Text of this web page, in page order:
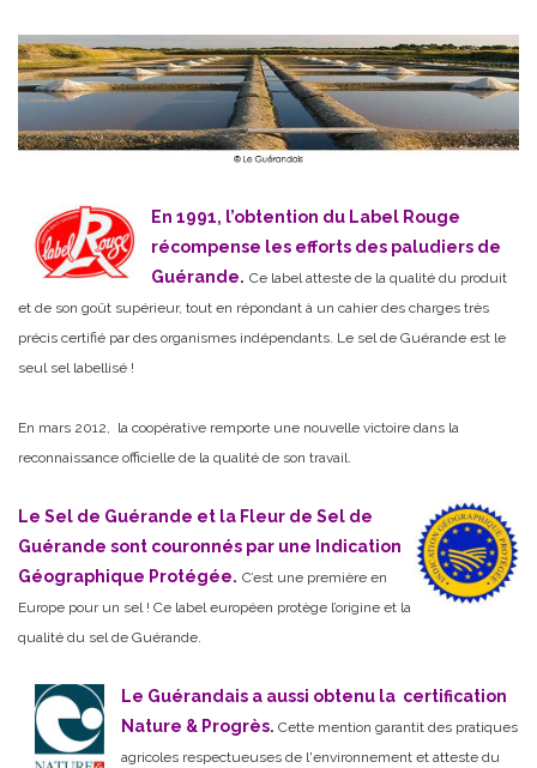
En 1991, l’obtention du Label Rouge
récompense les efforts des paludiers de
Guérande. Ce label atteste de la qualité du produit
et de son goût supérieur, tout en répondant à un cahier des charges très
précis certifié par des organismes indépendants. Le sel de Guérande est le
seul sel labellisé !
En mars 2012, la coopérative remporte une nouvelle victoire dans la
reconnaissance officielle de la qualité de son travail.
Le Sel de Guérande et la Fleur de Sel de
Guérande sont couronnés par une Indication
Géographique Protégée. C’est une première en
Europe pour un sel ! Ce label européen protège l’origine et la
qualité du sel de Guérande.
Le Guérandais a aussi obtenu la certification
Nature & Progrès. Cette mention garantit des pratiques
agricoles respectueuses de l'environnement et atteste du